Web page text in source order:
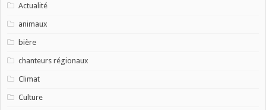
Actualité
animaux
bière
chanteurs régionaux
Climat
Culture